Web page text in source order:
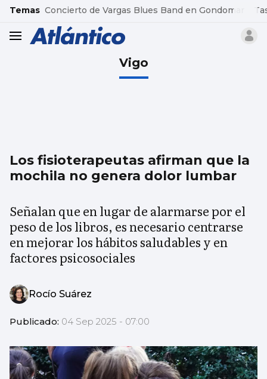
common.go-to-content
Temas Concierto de Vargas Blues Band en Gondomar
header.menu.open
Vigo
Los fisioterapeutas afirman que la
mochila no genera dolor lumbar
Señalan que en lugar de alarmarse por el
peso de los libros, es necesario centrarse
en mejorar los hábitos saludables y en
factores psicosociales
Rocío Suárez
Publicado: 04 Sep 2025 - 07:00